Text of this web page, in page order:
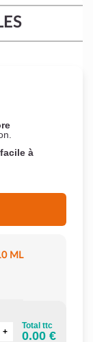
facile à
ML
Total ttc
0.00 €